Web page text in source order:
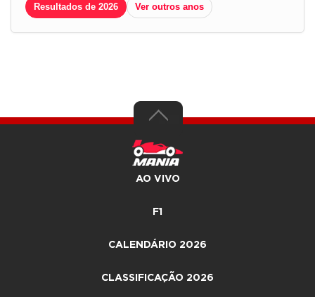
Resultados de 2026 Ver outros anos
AO VIVO
F1
CALENDÁRIO 2026
CLASSIFICAÇÃO 2026